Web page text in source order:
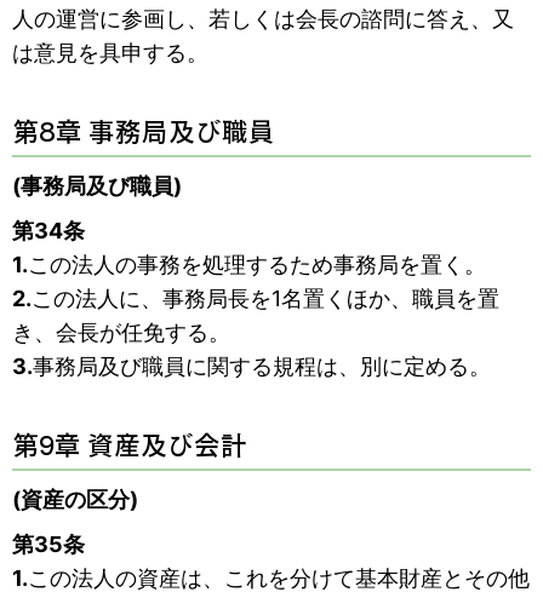
人の運営に参画し、若しくは会長の諮問に答え、又
は意見を具申する。
第8章 事務局及び職員
(事務局及び職員)
第34条
1.この法人の事務を処理するため事務局を置く。
2.この法人に、事務局長を1名置くほか、職員を置
き、会長が任免する。
3.事務局及び職員に関する規程は、別に定める。
第9章 資産及び会計
(資産の区分)
第35条
1.この法人の資産は、これを分けて基本財産とその他